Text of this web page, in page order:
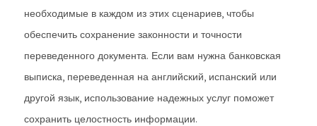
необходимые в каждом из этих сценариев, чтобы
обеспечить сохранение законности и точности
переведенного документа. Если вам нужна банковская
выписка, переведенная на английский, испанский или
другой язык, использование надежных услуг поможет
сохранить целостность информации.